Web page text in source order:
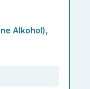
Alkohol),